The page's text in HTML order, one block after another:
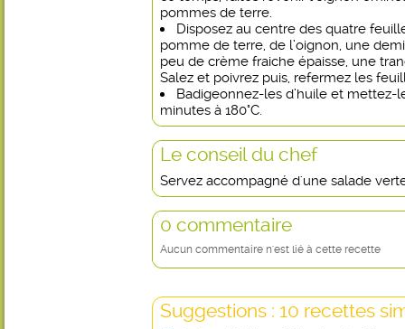
pommes de terre.
Disposez au centre des quatre
pomme de terre, de l’oignon, une
peu de crème fraiche épaisse, une
Salez et poivrez puis, refermez les
Badigeonnez-les d’huile et mettez-
minutes à 180°C.
Le conseil du chef
Servez accompagné d'une salade
0 commentaire
Aucun commentaire n'est lié à cette recette
Suggestions : 10 recettes